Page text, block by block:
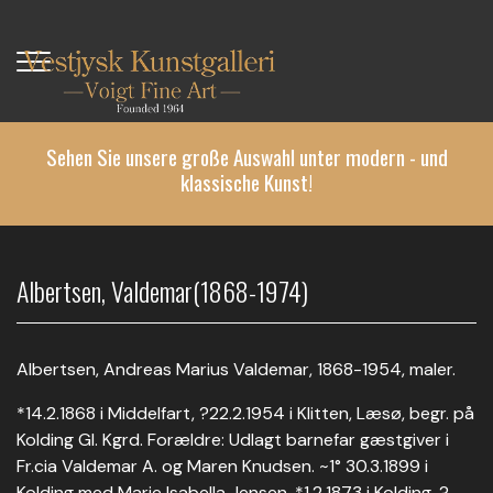
Inhalt
Sehen Sie unsere große Auswahl unter modern - und
klassische Kunst!
Albertsen, Valdemar(1868-1974)
Albertsen, Andreas Marius Valdemar, 1868-1954, maler.
*14.2.1868 i Middelfart, ?22.2.1954 i Klitten, Læsø, begr. på
Kolding Gl. Kgrd. Forældre: Udlagt barnefar gæstgiver i
Fr.cia Valdemar A. og Maren Knudsen. ~1° 30.3.1899 i